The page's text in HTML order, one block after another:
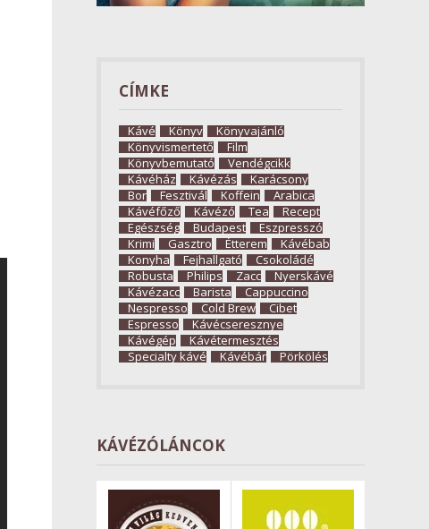
CÍMKE
Kávé Könyv
Könyvajánló
Könyvismertető
Film
Könyvbemutató
Vendégcikk
Kávéház
Kávézás
Karácsony
Bor
Fesztivál Koffein
Arabica
Kávéfőző
Kávézó Tea
Recept
Egészség
Budapest
Eszpresszó
Krimi
Gasztro Étterem
Kávébab
Konyha
Fejhallgató
Csokoládé
Robusta
Philips Zacc
Nyerskávé
Kávézacc
Barista
Cappuccino
Nespresso
Cold Brew
Cibet
Espresso
Kávécseresznye
Kávégép
Kávétermesztés
Specialty kávé
Kávébár Pörkölés
KÁVÉZÓLÁNCOK